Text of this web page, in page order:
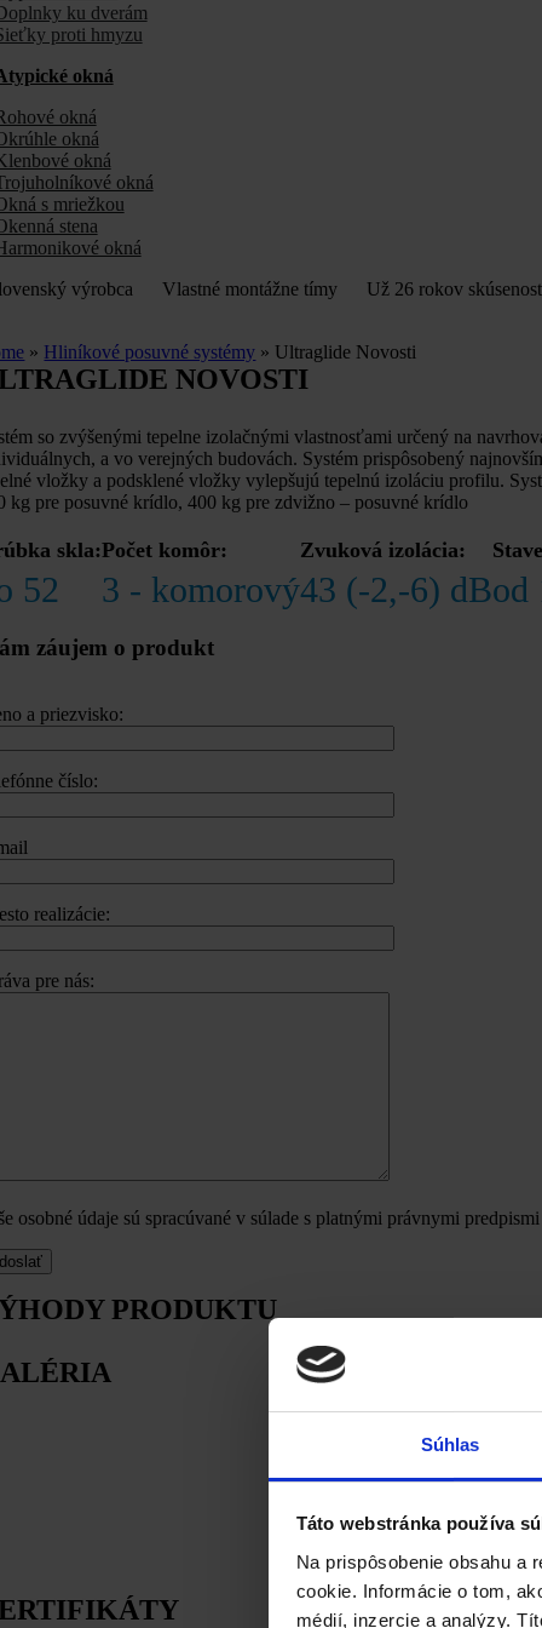
Súhlas
Táto webstránka používa
Na prispôsobenie obsahu a
cookie. Informácie o tom,
médií, inzercie a analýzy.
ku dverám
proti hmyzu
okná
okná
okná
okná
okná
s mriežkou
stena
okná
výrobca
Vlastné montážne tímy Už 26 rokov
» Hliníkové posuvné systémy » Ultraglide Novosti
NOVOSTI
so zvýšenými tepelne izolačnými vlastnosťami určený na
a vo verejných budovách. Systém prispôsobený
vložky a podsklené vložky vylepšujú tepelnú izoláciu profilu.
kg pre posuvné krídlo, 400 kg pre zdvižno – posuvné krídlo
skla:
52
Počet komôr:
3 - komorový
Zvuková izolácia:
43 (-2,-6) dBod
záujem o produkt
a priezvisko:
číslo:
realizácie:
pre nás:
osobné údaje sú spracúvané v súlade s platnými právnymi
PRODUKTU